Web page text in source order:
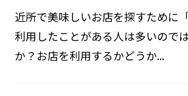
近所で美味しいお店を探すために
利用したことがある人は多いので
か？お店を利用するかどうか...